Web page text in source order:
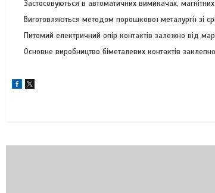
Застосовуються в автоматичних вимикачах, магнітних
Виготовляються методом порошкової металургії зі
Питомий електричний опір контактів залежно від
Основне виробництво біметалевих контактів